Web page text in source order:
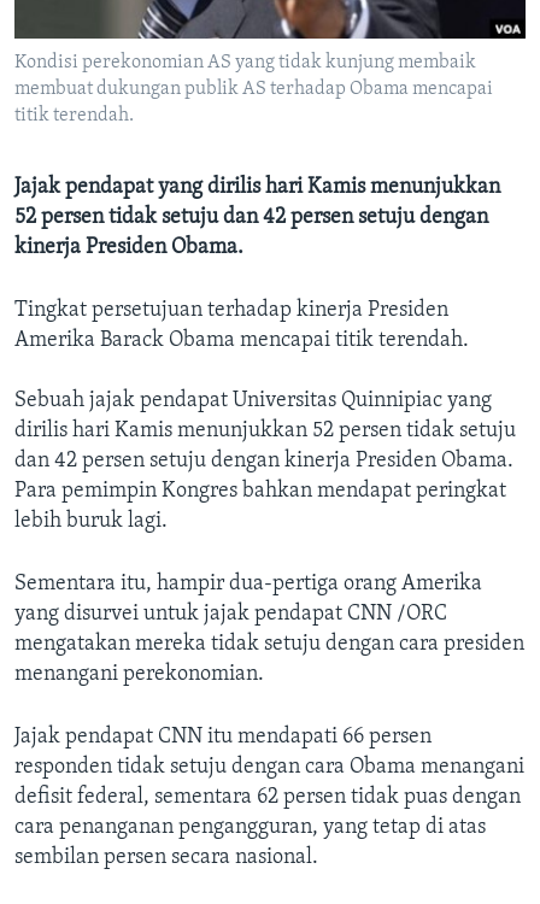
Kondisi perekonomian AS yang tidak kunjung membaik
membuat dukungan publik AS terhadap Obama mencapai
titik terendah.
Jajak pendapat yang dirilis hari Kamis menunjukkan
52 persen tidak setuju dan 42 persen setuju dengan
kinerja Presiden Obama.
Tingkat persetujuan terhadap kinerja Presiden
Amerika Barack Obama mencapai titik terendah.
Sebuah jajak pendapat Universitas Quinnipiac yang
dirilis hari Kamis menunjukkan 52 persen tidak setuju
dan 42 persen setuju dengan kinerja Presiden Obama.
Para pemimpin Kongres bahkan mendapat peringkat
lebih buruk lagi.
Sementara itu, hampir dua-pertiga orang Amerika
yang disurvei untuk jajak pendapat CNN /ORC
mengatakan mereka tidak setuju dengan cara presiden
menangani perekonomian.
Jajak pendapat CNN itu mendapati 66 persen
responden tidak setuju dengan cara Obama menangani
defisit federal, sementara 62 persen tidak puas dengan
cara penanganan pengangguran, yang tetap di atas
sembilan persen secara nasional.